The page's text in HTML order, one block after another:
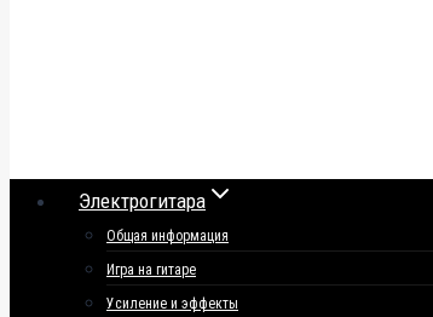
Электрогитара
Общая информация
Игра на гитаре
Усиление и эффекты